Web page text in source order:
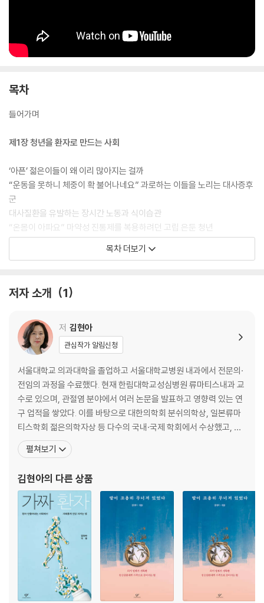
목차
들어가며
제1장 청년을 환자로 만드는 사회
‘아픈’ 젊은이들이 왜 이리 많아지는 걸까
“운동을 못하니 체중이 확 불어나네요” 과로하는 이들을 노리는 대사증후
군
대사질환을 유발하는 장시간 노동과 식이습관
“온몸이 아파요” 마약성 진통제를 복용하려던 고립.은둔 청년
불면과 우울이 섬유근통으로 이어진 26세 여성
“저는 왜 이렇게 자주 깨는 걸까요?” 젊은이는 잠 못 이루고
고립과 외로움이 건강에 미치는 영향
제2장 왜 내가 환자가 아닌지 설명하시오
자신이 ‘건강하지 않다’고 여기게 된 한국인들
“자가면역질환에 걸렸는데요” 자신이 병에 걸렸다고 믿는 41세 남성
아픈 곳이 없는데 대학병원을 찾은 51세 여성
“입이 헐어요. 눈이 말라요” 류마티스 내과에서 보는 가짜 환자 단골 진단
“제가 암에 걸렸어요” 갑상선암 진단에 눈물을 보인 46세 여성
과잉 진단 논란은 갑상선암뿐일까? 전립선암과 유방암의 사례
불확실성은 우리 삶의 기본 조건입니다
건강검진을 받기 전에 생각해보아야 하는 것
제3장 늙는 건가요, 아픈 건가요?
어디까지 질병이고, 어디부터 자연적인 노화일까
“손 모양이 변해요. 이러고 살아야 하나요?” 친구들과 만나기 싫어진다는
62세 여성
“나 이거 참 남사스러워서……” 누가 실금을 알아차릴까 두려운 70세 여
목차 더보기
저자 소개 1
저 김현아
관심작가 알림신청
서울대학교 의과대학을 졸업하고 서울대학교병원 내과에서 전문의·
전임의 과정을 수료했다. 현재 한림대학교성심병원 류마티스내과 교
수로 있으며, 관절염 분야에서 여러 논문을 발표하고 영향력 있는 연
구 업적을 쌓았다. 이를 바탕으로 대한의학회 분쉬의학상, 일본류마
티스학회 젊은의학자상 등 다수의 국내·국제 학회에서 수상했고, 다
양한 강연을 해왔다. 대한류마티스학회 보험이사, 대한내과학회 정
책단 업무를 수행하면서 의료 정책에 관한 논문도 다수 출판했다. 현
시간』이 2021년 세종도서 교양부문에 선정되었다. 그밖의 저서로
『딸
펼쳐보기
김현아의 다른 상품